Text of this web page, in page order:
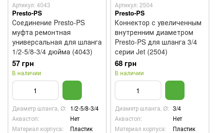
Артикул: 4043
Presto-PS
Соединение Presto-PS
муфта ремонтная
универсальная для шланга
1/2-5/8-3/4 дюйма (4043)
57 грн
В наличии
Диаметр шланга, Ø: 1/2-5/8-3/4
Аквастоп:
Нет
Материал корпуса:
Пластик
Артикул: 2504
Presto-PS
Коннектор с увеличенным
внутренним диаметром
Presto-PS для шланга 3/4
серии Jet (2504)
68 грн
В наличии
Диаметр шланга, Ø: 3/4
Аквастоп:
Нет
Материал корпуса:
Пластик